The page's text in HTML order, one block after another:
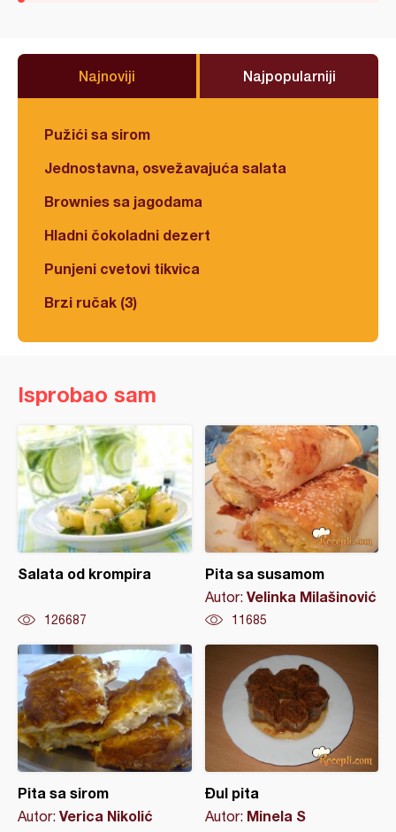
Najnoviji Najpopularniji
Pužići sa sirom
Jednostavna, osvežavajuća salata
Brownies sa jagodama
Hladni čokoladni dezert
Punjeni cvetovi tikvica
Brzi ručak (3)
Isprobao sam
Salata od krompira
126687
Pita sa susamom
Autor: Velinka Milašinović
11685
Pita sa sirom
Autor: Verica Nikolić
Đul pita
Autor: Minela S